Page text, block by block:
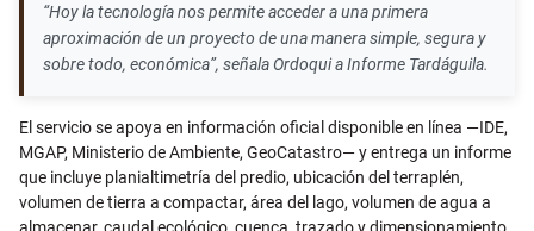
“Hoy la tecnología nos permite acceder a una primera
aproximación de un proyecto de una manera simple, segura y
sobre todo, económica”, señala Ordoqui a Informe Tardáguila.
El servicio se apoya en información oficial disponible en línea —IDE,
MGAP, Ministerio de Ambiente, GeoCatastro— y entrega un informe
que incluye planialtimetría del predio, ubicación del terraplén,
volumen de tierra a compactar, área del lago, volumen de agua a